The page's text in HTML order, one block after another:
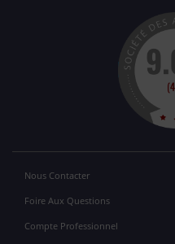
Nous Contacter
Foire Aux Questions
Compte Professionnel